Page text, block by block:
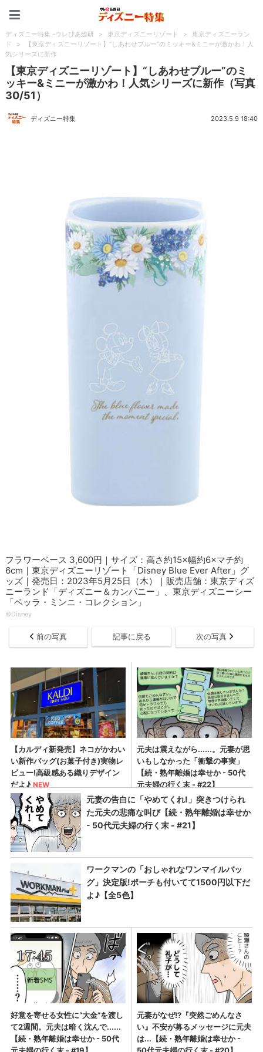
ディズニー特集 -ウレぴあ総研 > 東京ディズニーリゾート >
東京ディズニーラン
ド
>
【東京ディズニーリゾート】“しあわせブルー”のミッキー&ミニーが激かわ！人
気シリーズに新作
【東京ディズニーリゾート】“しあわせブルー”のミ
ッキー&ミニーが激かわ！人気シリーズに新作（写真
30/51）
ディズニー特集 2023.5.9 18:40
フラワーベース 3,600円｜サイズ：高さ約15×幅約6×マチ約
6cm｜東京ディズニーリゾート「Disney Blue Ever After」グ
ッズ｜発売日：2023年5月25日（木）｜販売店舗：東京ディズ
ニーランド「ディズニー＆カンパニー」、東京ディズニーシー
「ベッラ・ミンニ・コレクション」
©︎Disney
前の写真 記事に戻る 次の写真